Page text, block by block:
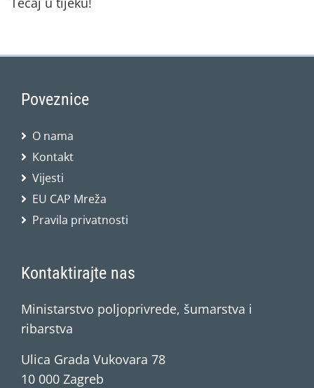
Poveznice
O nama
Kontakt
Vijesti
EU CAP Mreža
Pravila privatnosti
Kontaktirajte nas
Ministarstvo poljoprivrede, šumarstva i
ribarstva
Ulica Grada Vukovara 78
10 000 Zagreb